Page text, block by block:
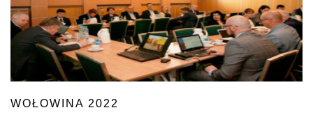
WOŁOWINA 2022